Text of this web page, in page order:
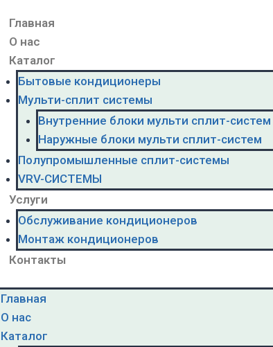
Главная
О нас
Каталог
Бытовые кондиционеры
Мульти-сплит системы
Внутренние блоки мульти сплит-систем
Наружные блоки мульти сплит-систем
Полупромышленные сплит-системы
VRV-CИСТЕМЫ
Услуги
Обслуживание кондиционеров
Монтаж кондиционеров
Контакты
Главная
О нас
Каталог